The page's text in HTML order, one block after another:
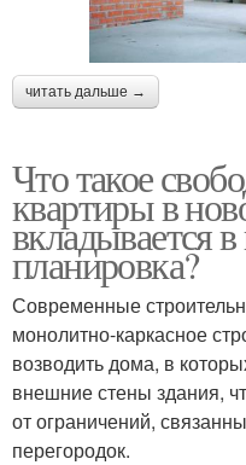
читать дальше →
Что такое
квартиры в
вкладывается
планировка?
Современные
монолитно-каркасное
возводить дома, в
внешние стены здания,
от ограничений,
перегородок.